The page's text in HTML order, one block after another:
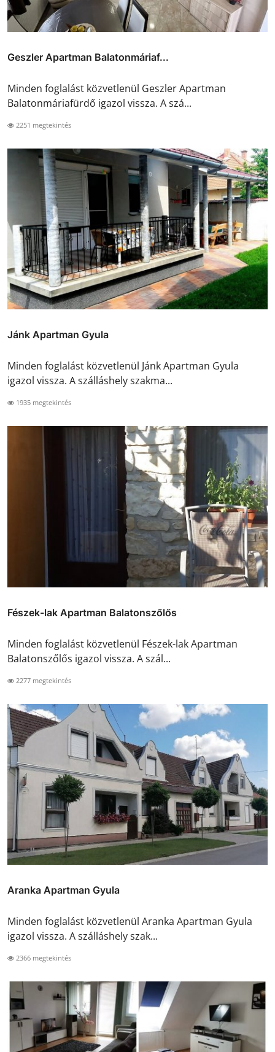
Geszler Apartman Balatonmáriaf...
Minden foglalást közvetlenül Geszler Apartman
Balatonmáriafürdő igazol vissza. A szá...
2251 megtekintés
Jánk Apartman Gyula
Minden foglalást közvetlenül Jánk Apartman Gyula
igazol vissza. A szálláshely szakma...
1935 megtekintés
Fészek-lak Apartman Balatonszőlős
Minden foglalást közvetlenül Fészek-lak Apartman
Balatonszőlős igazol vissza. A szál...
2277 megtekintés
Aranka Apartman Gyula
Minden foglalást közvetlenül Aranka Apartman Gyula
igazol vissza. A szálláshely szak...
2366 megtekintés